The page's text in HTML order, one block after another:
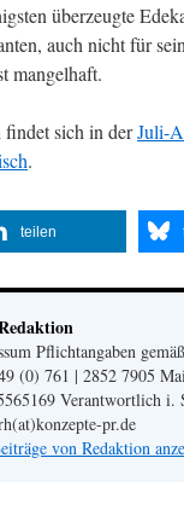
überzeugte
auch nicht für
mangelhaft.
findet sich in derJuli-
.
teilen
Pflichtangaben
(0) 761 | 2852 7905
Verantwortlich i.
pr.de
von Redaktion